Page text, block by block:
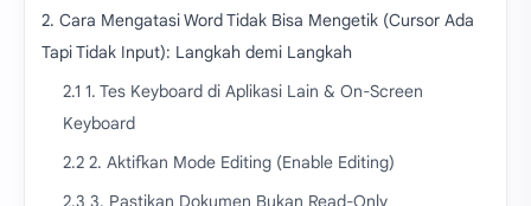
2. Cara Mengatasi Word Tidak Bisa Mengetik (Cursor Ada
Tapi Tidak Input): Langkah demi Langkah
2.1 1. Tes Keyboard di Aplikasi Lain & On-Screen
Keyboard
2.2 2. Aktifkan Mode Editing (Enable Editing)
2.3 3. Pastikan Dokumen Bukan Read-Only